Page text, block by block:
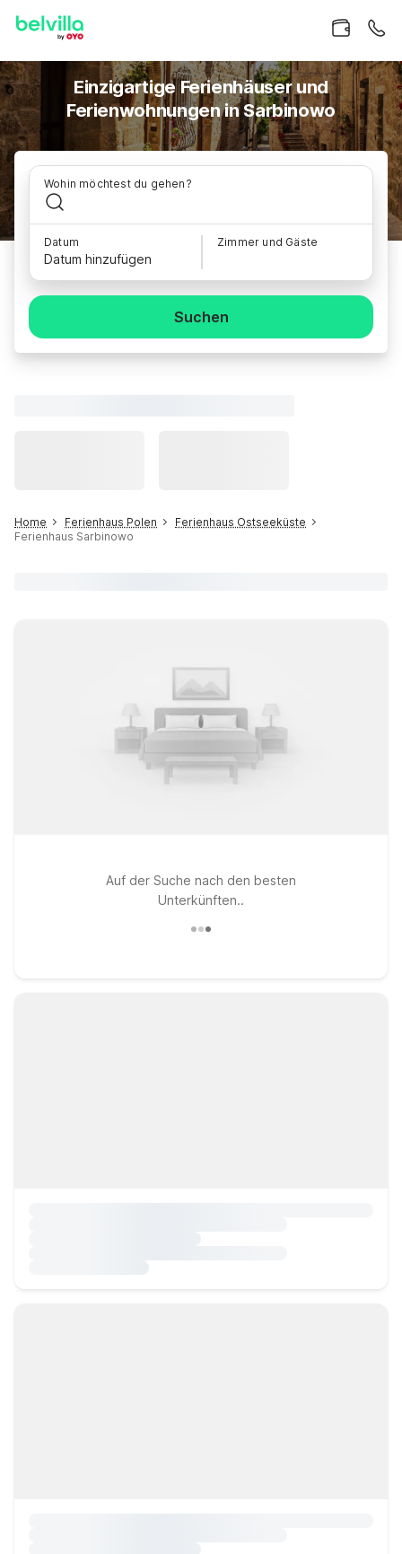
Einzigartige Ferienhäuser und
Ferienwohnungen in Sarbinowo
Wohin möchtest du gehen?
Datum
Datum hinzufügen
Zimmer und Gäste
Suchen
Home Ferienhaus Polen
Ferienhaus Ostseeküste
Ferienhaus Sarbinowo
Auf der Suche nach den besten
Unterkünften..